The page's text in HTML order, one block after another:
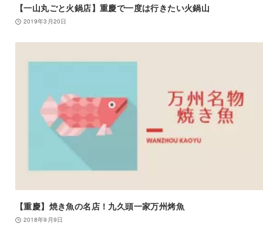
【一山丸ごと火鍋店】重慶で一度は行きたい火鍋山
2019年3月20日
【重慶】焼き魚の名店！九久頭一家万州烤魚
2018年9月9日